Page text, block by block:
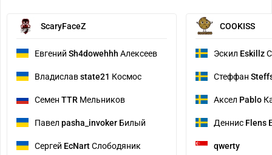
ScaryFaceZ
Евгений Sh4dowehhh Алексеев
Владиславstate21 Космос
Семен TTR Мельников
Павел pasha_invoker Билый
Сергей EcNartСлободяник
COOKISS
Эскил Eskillz
Стеффан
Аксел Pablo
Деннис Flens
qwerty